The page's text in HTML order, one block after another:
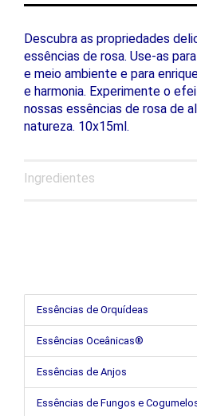
Descubra as propriedades
essências de rosa. Use-as
e meio ambiente e para
e harmonia. Experimente o
nossas essências de rosa de
natureza. 10x15ml.
Ingredientes
Essências de Orquídeas
Essências Oceânicas®
Essências de Anjos
Essências de Fungos e